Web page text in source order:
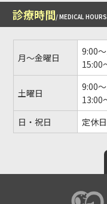
診療時間/ MEDICAL HOURS
月～金曜日
9:00
15:00
土曜日
9:00
13:00
日・祝日
定休日